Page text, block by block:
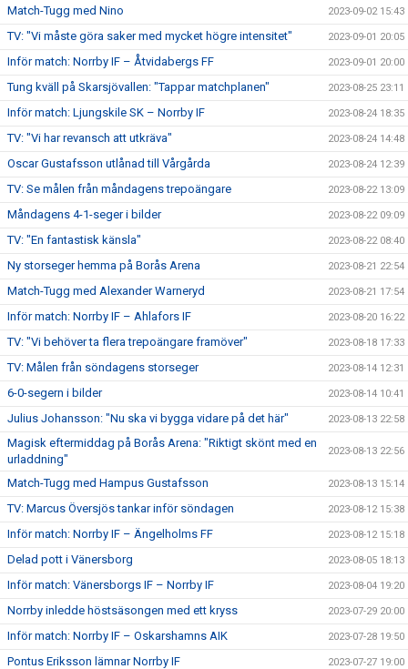
Match-Tugg med Nino 2023-09-02 15:43
TV: "Vi måste göra saker med mycket högre intensitet" 2023-09-01 20:05
Inför match: Norrby IF – Åtvidabergs FF 2023-09-01 20:00
Tung kväll på Skarsjövallen: "Tappar matchplanen" 2023-08-25 23:11
Inför match: Ljungskile SK – Norrby IF 2023-08-24 18:35
TV: "Vi har revansch att utkräva" 2023-08-24 14:48
Oscar Gustafsson utlånad till Vårgårda 2023-08-24 12:39
TV: Se målen från måndagens trepoängare 2023-08-22 13:09
Måndagens 4-1-seger i bilder 2023-08-22 09:09
TV: "En fantastisk känsla" 2023-08-22 08:40
Ny storseger hemma på Borås Arena 2023-08-21 22:54
Match-Tugg med Alexander Warneryd 2023-08-21 17:54
Inför match: Norrby IF – Ahlafors IF 2023-08-20 16:22
TV: "Vi behöver ta flera trepoängare framöver" 2023-08-18 17:33
TV: Målen från söndagens storseger 2023-08-14 12:31
6-0-segern i bilder 2023-08-14 10:41
Julius Johansson: "Nu ska vi bygga vidare på det här" 2023-08-13 22:58
Magisk eftermiddag på Borås Arena: "Riktigt skönt med en
urladdning"
2023-08-13 22:56
Match-Tugg med Hampus Gustafsson 2023-08-13 15:14
TV: Marcus Översjös tankar inför söndagen 2023-08-12 15:38
Inför match: Norrby IF – Ängelholms FF 2023-08-12 15:18
Delad pott i Vänersborg 2023-08-05 18:13
Inför match: Vänersborgs IF – Norrby IF 2023-08-04 19:20
Norrby inledde höstsäsongen med ett kryss 2023-07-29 20:00
Inför match: Norrby IF – Oskarshamns AIK 2023-07-28 19:50
Pontus Eriksson lämnar Norrby IF 2023-07-27 19:00